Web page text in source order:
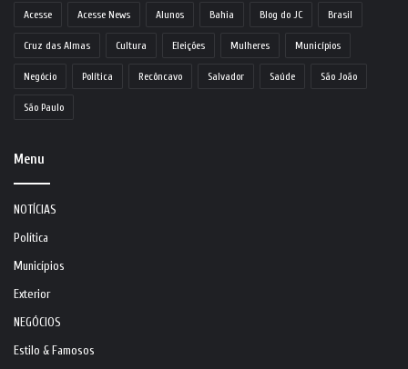
Acesse Acesse News Alunos Bahia Blog do JC Brasil
Cruz das Almas Cultura Eleições Mulheres Municípios
Negócio Política Recôncavo Salvador Saúde São João
São Paulo
Menu
NOTÍCIAS
Política
Municípios
Exterior
NEGÓCIOS
Estilo & Famosos